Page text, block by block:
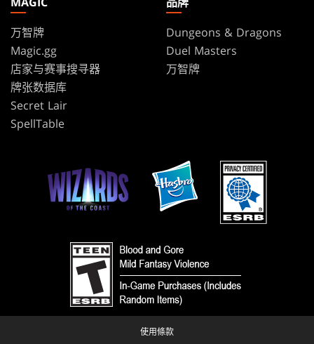
万智牌
Magic.gg
店家与赛事搜寻器
牌张数据库
Secret Lair
SpellTable
Dungeons & Dragons
Duel Masters
万智牌
使用條款